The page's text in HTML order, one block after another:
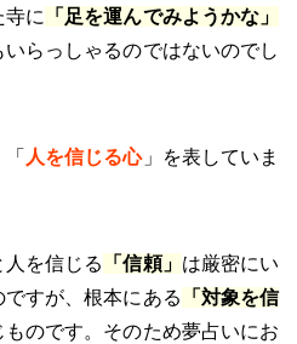
寺に
「足を運んでみようかな」
らっしゃるのではないのでし
人を信じる心」を表していま
人を信じる 「信頼」 は厳密にい
すが、根本にある 「対象を信
のです。そのため夢占いにお